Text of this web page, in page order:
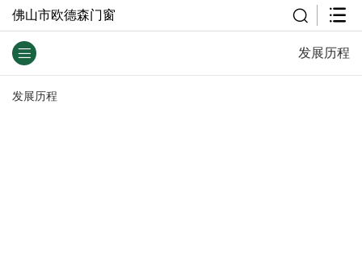
佛山市欧德森门窗
发展历程
发展历程